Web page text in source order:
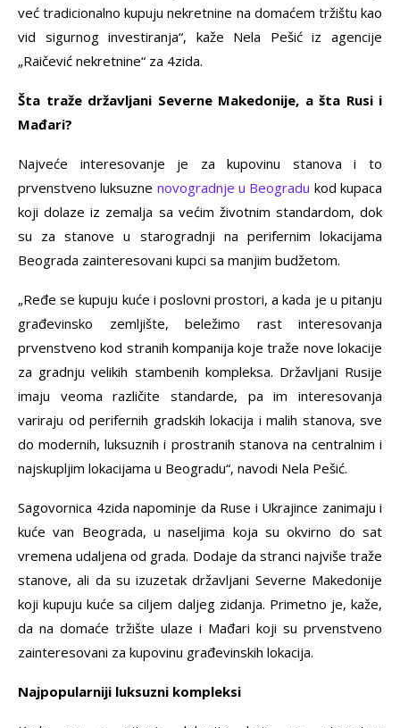
već tradicionalno kupuju nekretnine na domaćem tržištu kao
vid sigurnog investiranja“, kaže Nela Pešić iz agencije
„Raičević nekretnine“ za 4zida.
Šta traže državljani Severne Makedonije, a šta Rusi i
Mađari?
Najveće interesovanje je za kupovinu stanova i to
prvenstveno luksuzne novogradnje u Beogradu kod kupaca
koji dolaze iz zemalja sa većim životnim standardom, dok
su za stanove u starogradnji na perifernim lokacijama
Beograda zainteresovani kupci sa manjim budžetom.
„Ređe se kupuju kuće i poslovni prostori, a kada je u pitanju
građevinsko zemljište, beležimo rast interesovanja
prvenstveno kod stranih kompanija koje traže nove lokacije
za gradnju velikih stambenih kompleksa. Državljani Rusije
imaju veoma različite standarde, pa im interesovanja
variraju od perifernih gradskih lokacija i malih stanova, sve
do modernih, luksuznih i prostranih stanova na centralnim i
najskupljim lokacijama u Beogradu“, navodi Nela Pešić.
Sagovornica 4zida napominje da Ruse i Ukrajince zanimaju i
kuće van Beograda, u naseljima koja su okvirno do sat
vremena udaljena od grada. Dodaje da stranci najviše traže
stanove, ali da su izuzetak državljani Severne Makedonije
koji kupuju kuće sa ciljem daljeg zidanja. Primetno je, kaže,
da na domaće tržište ulaze i Mađari koji su prvenstveno
zainteresovani za kupovinu građevinskih lokacija.
Najpopularniji luksuzni kompleksi